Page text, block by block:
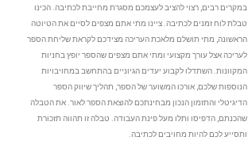
במקרים רבים, רצוי להציב לעצמכם מסגרת מחייבת לכתיבה. הכינו
טבלת לוח זמנים לכתיבה. ציינו מתי אתם מצפים לסיים את הטיוטה
הראשונה, מתי תושלם מלאכת העריכה מצידכם לקראת שליחת הספר
לעריכה אצל עורך מקצועי ומתי אתם מצפים שהספר יופץ בחניות
המקוונות. השתדלו לקבוע יעדים הגיוניים בהתחשב במחויבויות
הנוספות שלכם, אורכו המשוער של הספר, תהליך שיווק הספר
הדיגיטלי והתזמון הנכון מבחינתכם להוצאת הספר לאור. את הטבלה
שהכנתם, הדפיסו ותלו מעל פינת העבודה. טבלה זו תהווה תזכורת
ותסייע לכם להיות מחויבים לכתיבה.